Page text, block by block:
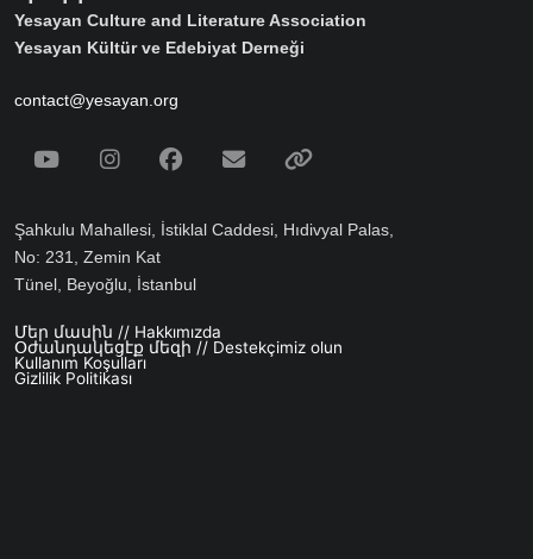
Yesayan Culture and Literature Association
Yesayan Kültür ve Edebiyat Derneği
contact@yesayan.org
Social Media
YoutubeInstagramFacebook
Email
Şahkulu Mahallesi, İstiklal Caddesi, Hıdivyal Palas,
No: 231, Zemin Kat
Tünel, Beyoğlu, İstanbul
Footer menu
Մեր մասին // Hakkımızda
Օժանդակեցէք մեզի // Destekçimiz olun
Kullanım Koşulları
Gizlilik Politikası